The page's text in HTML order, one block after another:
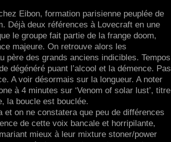
Eibon, formation parisienne peuplée de
Déjà deux références à Lovecraft en une
le groupe fait partie de la frange doom,
majeure. On retrouve alors les
père des grands anciens indicibles. Tempos
dégénéré puant l’alcool et la démence. Pas
A voir désormais sur la longueur. A noter
à 4 minutes sur ‘Venom of solar lust’, titre
la boucle est bouclée.
et on ne constatera que peu de différences
de cette voix bancale et horripilante,
mieux à leur mixture stoner/power